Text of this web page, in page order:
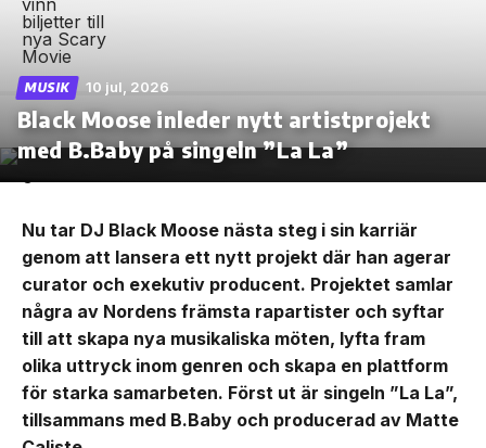
MUSIK 10 jul, 2026
Black Moose inleder nytt artistprojekt
med B.Baby på singeln ”La La”
Nu tar DJ Black Moose nästa steg i sin karriär
genom att lansera ett nytt projekt där han agerar
curator och exekutiv producent. Projektet samlar
några av Nordens främsta rapartister och syftar
till att skapa nya musikaliska möten, lyfta fram
olika uttryck inom genren och skapa en plattform
för starka samarbeten. Först ut är singeln ”La La”,
tillsammans med B.Baby och producerad av Matte